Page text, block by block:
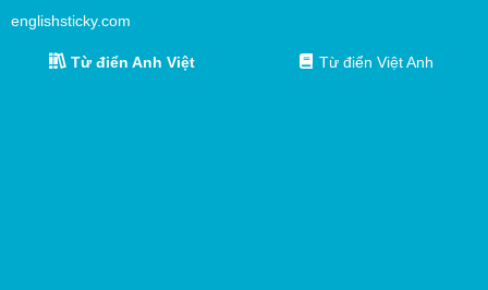
englishsticky.com
Từ điển Anh Việt Từ điển Việt Anh